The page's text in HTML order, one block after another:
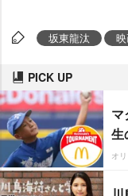
坂東龍汰
PICK UP
マ
生
オ